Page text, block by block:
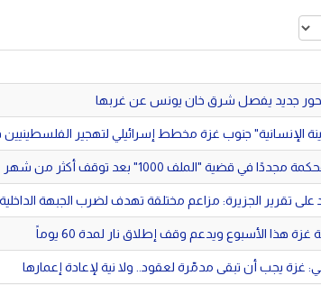
جديد يفصل شرق خان يونس عن غربها
الإنسانية" جنوب غزة مخطط إسرائيلي لتهجير
في قضية "الملف 1000" بعد توقف أكثر من شهر
على تقرير الجزيرة: مزاعم مختلقة تهدف لضرب الجبهة
هذا الأسبوع ويدعم وقف إطلاق نار لمدة 60 يوماً
غزة يجب أن تبقى مدمّرة لعقود.. ولا نية لإعادة إعمارها